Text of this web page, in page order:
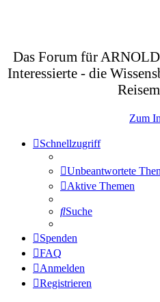
Das Forum für
Interessierte - die
Zum
Schnellzugriff
Unbeantwortete
Aktive Themen
Suche
Spenden
FAQ
Anmelden
Registrieren